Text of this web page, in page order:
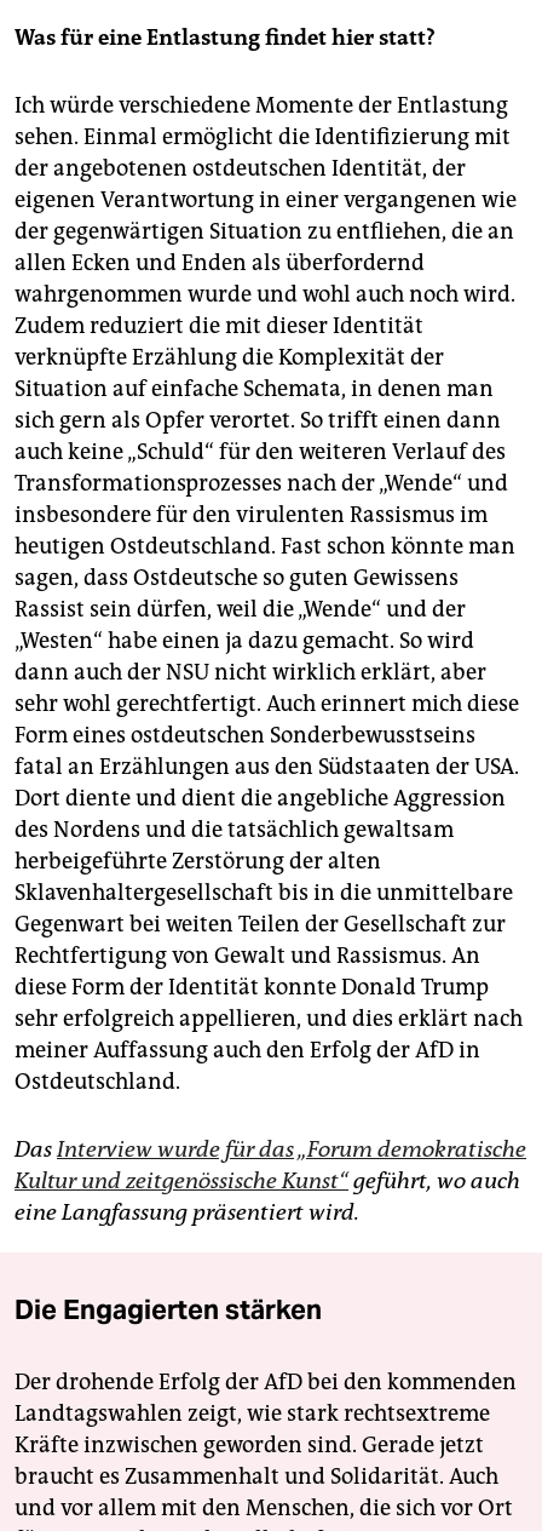
Was für eine Entlastung findet hier statt?
Ich würde verschiedene Momente der Entlastung
sehen. Einmal ermöglicht die Identifizierung mit
der angebotenen ostdeutschen Identität, der
eigenen Verantwortung in einer vergangenen wie
der gegenwärtigen Situation zu entfliehen, die an
allen Ecken und Enden als überfordernd
wahrgenommen wurde und wohl auch noch wird.
Zudem reduziert die mit dieser Identität
verknüpfte Erzählung die Komplexität der
Situation auf einfache Schemata, in denen man
sich gern als Opfer verortet. So trifft einen dann
auch keine „Schuld“ für den weiteren Verlauf des
Transforma­tionsprozesses nach der „Wende“ und
insbesondere für den virulenten Rassismus im
heutigen Ostdeutschland. Fast schon könnte man
sagen, dass Ostdeutsche so guten Gewissens
Rassist sein dürfen, weil die „Wende“ und der
„Westen“ habe einen ja dazu gemacht. So wird
dann auch der NSU nicht wirklich erklärt, aber
sehr wohl gerechtfertigt. Auch erinnert mich diese
Form eines ostdeutschen Sonderbewusstseins
fatal an Erzählungen aus den Südstaaten der USA.
Dort diente und dient die angebliche Aggression
des Nordens und die tatsächlich gewaltsam
herbeigeführte Zerstörung der alten
Sklavenhaltergesellschaft bis in die unmittelbare
Gegenwart bei weiten Teilen der Gesellschaft zur
Rechtfertigung von Gewalt und Rassismus. An
diese Form der Identität konnte Donald Trump
sehr erfolgreich appellieren, und dies erklärt nach
meiner Auffassung auch den Erfolg der AfD in
Ostdeutschland.
DasInterview wurde für das „Forum demokratische
Kultur und zeitgenössische Kunst“geführt, wo auch
eine Langfassung präsentiert wird.
Die Engagierten stärken
Der drohende Erfolg der AfD bei den kommenden
Landtagswahlen zeigt, wie stark rechtsextreme
Kräfte inzwischen geworden sind. Gerade jetzt
braucht es Zusammenhalt und Solidarität. Auch
und vor allem mit den Menschen, die sich vor Ort